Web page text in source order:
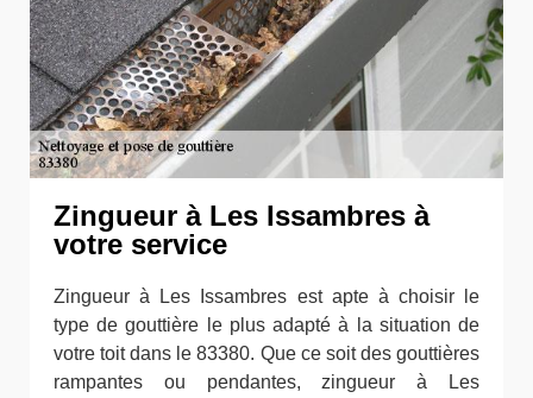
Zingueur à Les Issambres à
votre service
Zingueur à Les Issambres est apte à choisir le
type de gouttière le plus adapté à la situation de
votre toit dans le 83380. Que ce soit des gouttières
rampantes ou pendantes, zingueur à Les